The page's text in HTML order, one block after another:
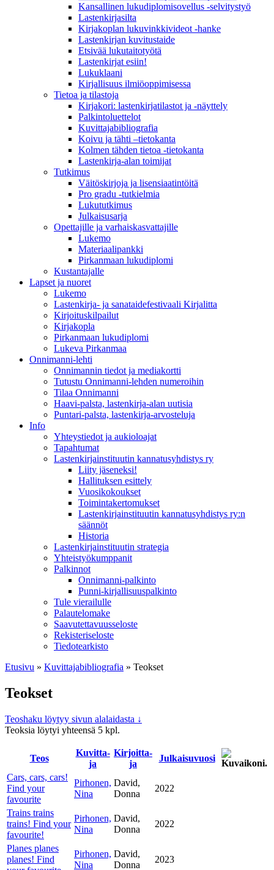
Kansallinen lukudiplomisovellus -selvitystyö
Lastenkirjasilta
Kirjakoplan lukuvinkkivideot -hanke
Lastenkirjan kuvitustaide
Etsivää lukutaitotyötä
Lastenkirjat esiin!
Lukuklaani
Kirjallisuus ilmiöoppimisessa
Tietoa ja tilastoja
Kirjakori: lastenkirjatilastot ja -näyttely
Palkintoluettelot
Kuvittaja­bibliografia
Koivu ja tähti –tietokanta
Kolmen tähden tietoa -tietokanta
Lastenkirja-alan toimijat
Tutkimus
Väitöskirjoja ja lisensiaatintöitä
Pro gradu -tutkielmia
Lukututkimus
Julkaisusarja
Opettajille ja varhaiskasvattajille
Lukemo
Materiaalipankki
Pirkanmaan lukudiplomi
Kustantajalle
Lapset ja nuoret
Lukemo
Lastenkirja- ja sanataidefestivaali Kirjalitta
Kirjoituskilpailut
Kirjakopla
Pirkanmaan lukudiplomi
Lukeva Pirkanmaa
Onnimanni-lehti
Onnimannin tiedot ja mediakortti
Tutustu Onnimanni-lehden numeroihin
Tilaa Onnimanni
Haavi-palsta, lastenkirja-alan uutisia
Puntari-palsta, lastenkirja-arvosteluja
Info
Yhteystiedot ja aukioloajat
Tapahtumat
Lastenkirjainstituutin kannatusyhdistys ry
Liity jäseneksi!
Hallituksen esittely
Vuosikokoukset
Toimintakertomukset
Lastenkirjainstituutin kannatusyhdistys ry:n
säännöt
Historia
Lastenkirjainstituutin strategia
Yhteistyökumppanit
Palkinnot
Onnimanni-palkinto
Punni-kirjallisuuspalkinto
Tule vierailulle
Palautelomake
Saavutettavuusseloste
Rekisteriseloste
Tiedotearkisto
Etusivu » Kuvittaja­bibliografia » Teokset
Teokset
Teoshaku löytyy sivun alalaidasta ↓
Teoksia löytyi yhteensä 5 kpl.
Teos
Kuvitta­
ja
Kirjoitta­
ja
Julkaisu­vuosi
Cars, cars, cars!
Find your
favourite
Pirhonen,
Nina
David,
Donna
2022
Trains trains
trains! Find your
favourite!
Pirhonen,
Nina
David,
Donna
2022
Planes planes
planes! Find
Pirhonen,
Nina
David,
Donna
2023